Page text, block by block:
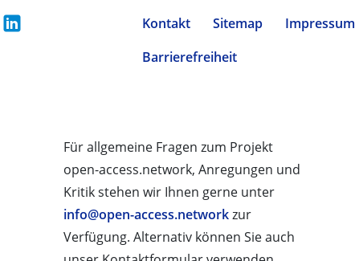
Kontakt Sitemap Impressum
Barrierefreiheit
Für allgemeine Fragen zum Projekt
open-access.network, Anregungen und
Kritik stehen wir Ihnen gerne unter
info@open-access.networkzur
Verfügung. Alternativ können Sie auch